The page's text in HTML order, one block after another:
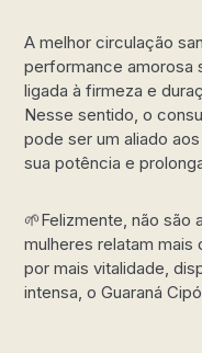
A melhor circulação
performance amorosa
ligada à firmeza e
Nesse sentido, o
pode ser um aliado
sua potência e
🌱Felizmente, não são
mulheres relatam
por mais vitalidade,
intensa, o Guaraná